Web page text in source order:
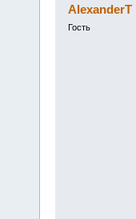
AlexanderT
Гость